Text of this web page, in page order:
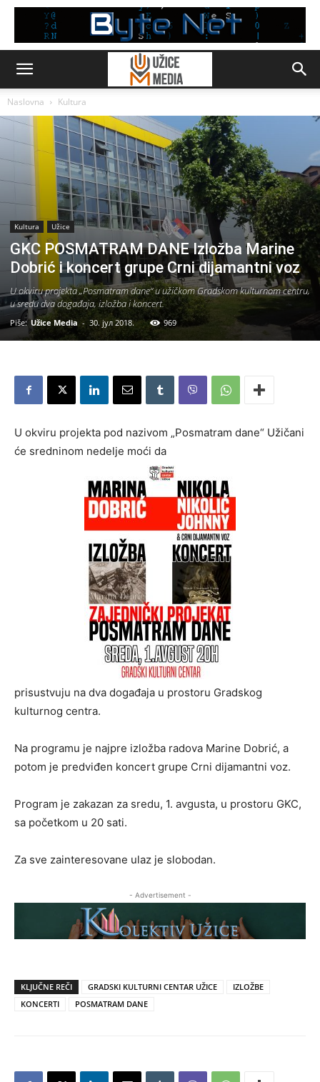
Naslovna Kultura
Kultura Užice
GKC POSMATRAM DANE Izložba Marine
Dobrić i koncert grupe Crni dijamantni voz
U okviru projekta „Posmatram dane“ u užičkom Gradskom kulturnom centru,
u sredu dva događaja, izložba i koncert.
Piše: Užice Media - 30. јул 2018. 969
U okviru projekta pod nazivom „Posmatram dane“ Užičani
će sredninom nedelje moći da
prisustvuju na dva događaja u prostoru Gradskog
kulturnog centra.
Na programu je najpre izložba radova Marine Dobrić, a
potom je predviđen koncert grupe Crni dijamantni voz.
Program je zakazan za sredu, 1. avgusta, u prostoru GKC,
sa početkom u 20 sati.
Za sve zainteresovane ulaz je slobodan.
- Advertisement -
KLJUČNE REČI GRADSKI KULTURNI CENTAR UŽICE
IZLOŽBE
KONCERTI
POSMATRAM DANE